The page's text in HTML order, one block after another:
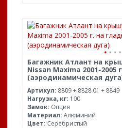
Багажник Атлант на
Nissan Maxima 2001-
(аэродинамическая
Артикул: 8809 + 8828.01 + 8849
Нагрузка, кг: 100
Замок: Опция
Материал: Алюминий
Цвет: Серебристый